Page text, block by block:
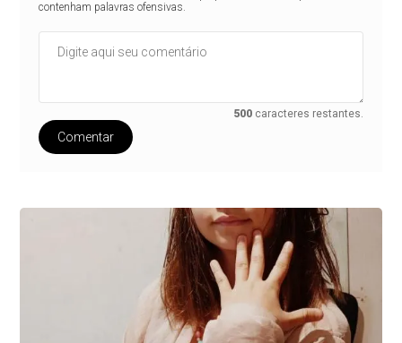
contenham palavras ofensivas.
500 caracteres restantes.
Comentar